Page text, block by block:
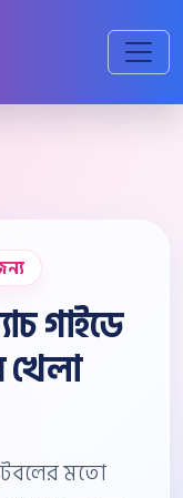
গাইডে
খেলা
মতো